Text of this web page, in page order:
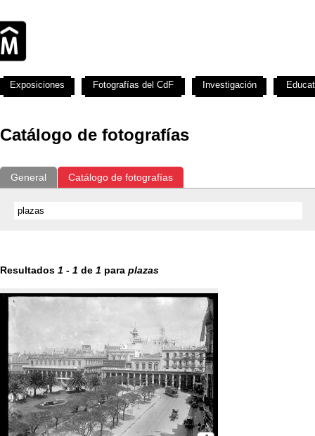
Catálogo de fotografías
General Catálogo de fotografías
Resultados 1 - 1 de 1 para plazas
Exposiciones Fotografías del CdF Investigación